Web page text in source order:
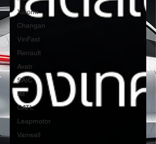
Xiaomi
Changan
VinFast
Renault
Avatr
SAIC
IM
CATL
Leapmotor
Vanwall